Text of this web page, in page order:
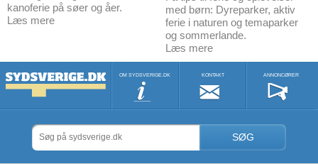
kanoferie på søer og åer.
Læs mere
med børn: Dyreparker, aktiv
ferie i naturen og temaparker
og sommerlande.
Læs mere
OM SYDSVERIGE.DK KONTAKT ANNONCØRER
SØG